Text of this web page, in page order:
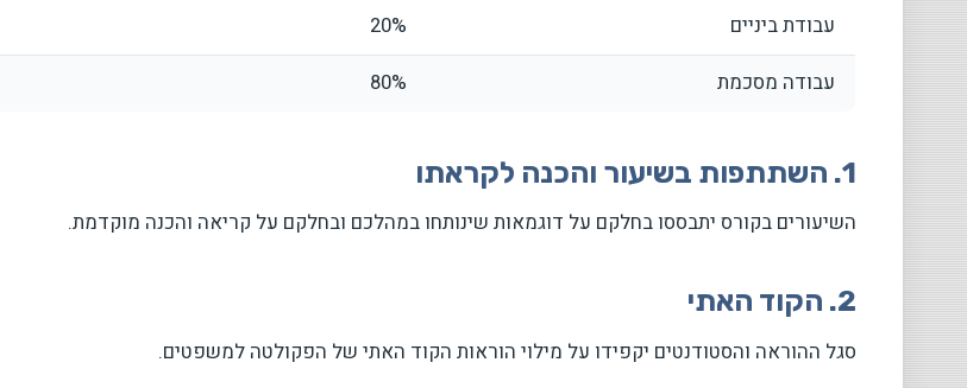
עבודת ביניים
20%
עבודה מסכמת
80%
1. השתתפות בשיעור והכנה לקראתו
השיעורים בקורס יתבססו בחלקם על דוגמאות שינותחו במהלכם ובחלקם על קריאה והכנה מוקדמת.
2. הקוד האתי
סגל ההוראה והסטודנטים יקפידו על מילוי הוראות הקוד האתי של הפקולטה למשפטים.